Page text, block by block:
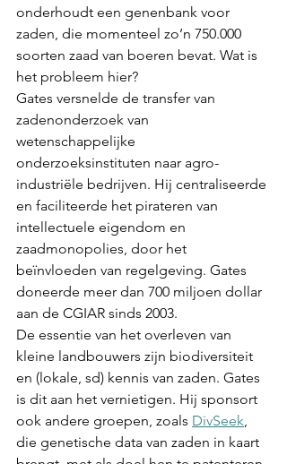
onderhoudt een genenbank voor
zaden, die momenteel zo’n 750.000
soorten zaad van boeren bevat. Wat is
het probleem hier?
Gates versnelde de transfer van
zadenonderzoek van
wetenschappelijke
onderzoeksinstituten naar agro-
industriële bedrijven. Hij centraliseerde
en faciliteerde het pirateren van
intellectuele eigendom en
zaadmonopolies, door het
beïnvloeden van regelgeving. Gates
doneerde meer dan 700 miljoen dollar
aan de CGIAR sinds 2003.
De essentie van het overleven van
kleine landbouwers zijn biodiversiteit
en (lokale, sd) kennis van zaden. Gates
is dit aan het vernietigen. Hij sponsort
ook andere groepen, zoals DivSeek,
die genetische data van zaden in kaart